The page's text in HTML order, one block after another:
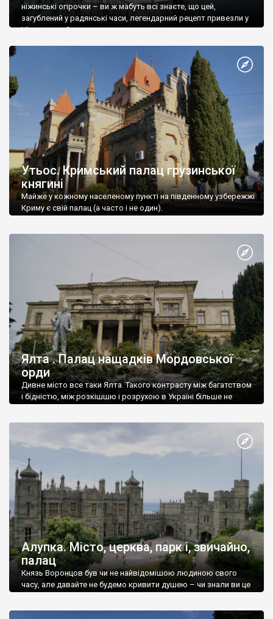
ніжинські огірочки – ви ж мабуть всі знаєте, що цей,
загублений у радянські часи, легендарний рецепт привезли у
Ніжин греки?
Утьос. Кримський палац грузинської
княгині
Майже у кожному населеному пункті на південному узбережжі
Криму є свій палац (а часто і не один).
Ялта . Палац нащадків Мордовської
орди
Дивне місто все таки Ялта. Такого контрасту між багатством
і бідністю, між розкішшю і розрухою в Україні більше не
Алупка. Місто, церква, парк і, звичайно,
палац
Князь Воронцов був чи не найвідомішою людиною свого
часу, але давайте не будемо кривити душею – чи знали ви це